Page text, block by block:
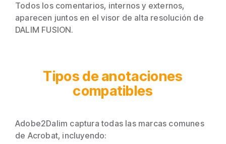
Todos los comentarios, internos y externos,
aparecen juntos en el visor de alta resolución de
DALIM FUSION.
Tipos de anotaciones
compatibles
Adobe2Dalim captura todas las marcas comunes
de Acrobat, incluyendo: